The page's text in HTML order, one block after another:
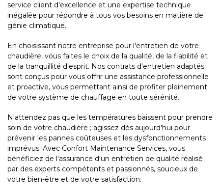
service client d'excellence et une expertise technique
inégalée pour répondre à tous vos besoins en matière de
génie climatique.
En choisissant notre entreprise pour l'entretien de votre
chaudière, vous faites le choix de la qualité, de la fiabilité et
de la tranquillité d'esprit. Nos contrats d'entretien adaptés
sont conçus pour vous offrir une assistance professionnelle
et proactive, vous permettant ainsi de profiter pleinement
de votre système de chauffage en toute sérénité.
N'attendez pas que les températures baissent pour prendre
soin de votre chaudière ; agissez dès aujourd'hui pour
prévenir les pannes coûteuses et les dysfonctionnements
imprévus. Avec Confort Maintenance Services, vous
bénéficiez de l'assurance d'un entretien de qualité réalisé
par des experts compétents et passionnés, soucieux de
votre bien-être et de votre satisfaction.